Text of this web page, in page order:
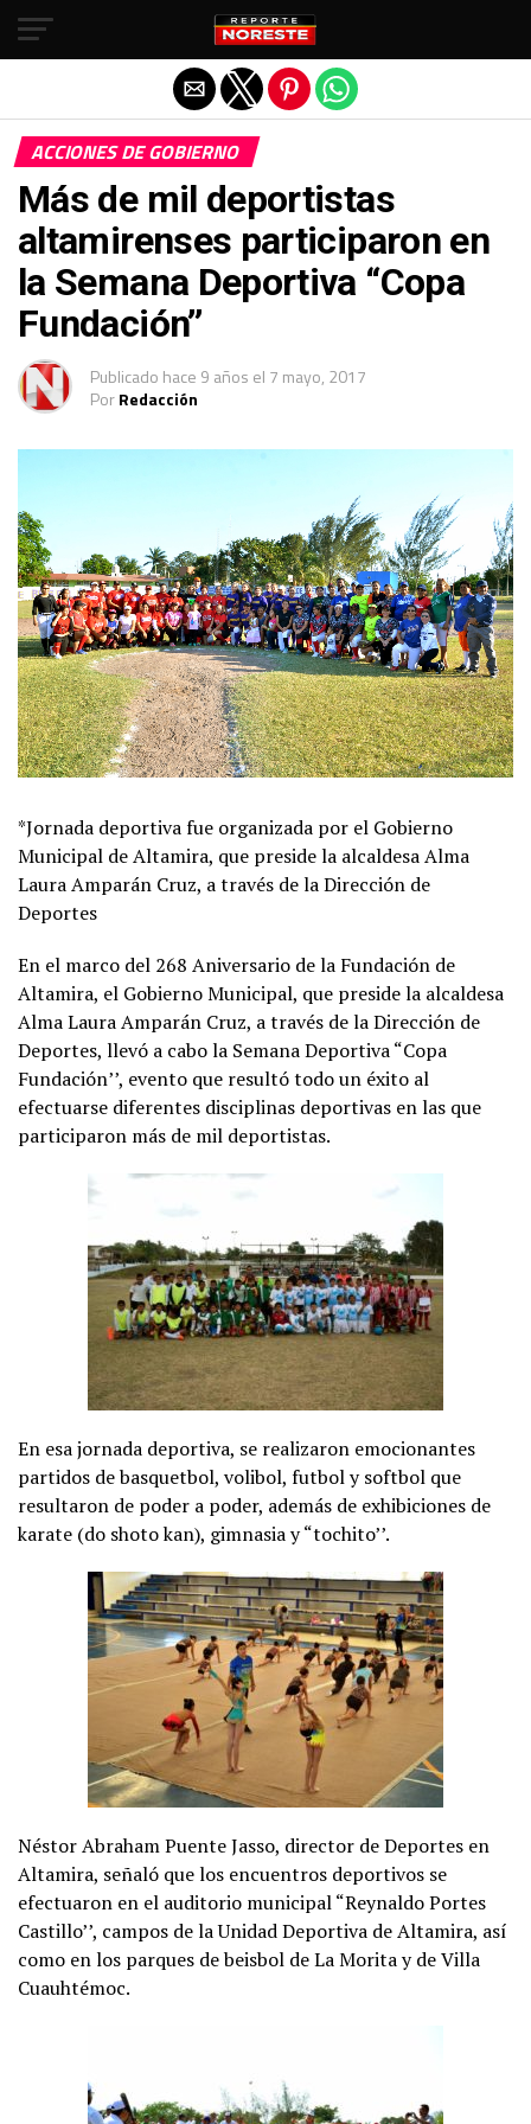
ACCIONES DE GOBIERNO
Más de mil deportistas
altamirenses participaron en
la Semana Deportiva “Copa
Fundación’’
Publicado hace 9 años el 7 mayo, 2017
PorRedacción
*Jornada deportiva fue organizada por el Gobierno
Municipal de Altamira, que preside la alcaldesa Alma
Laura Amparán Cruz, a través de la Dirección de
Deportes
En el marco del 268 Aniversario de la Fundación de
Altamira, el Gobierno Municipal, que preside la alcaldesa
Alma Laura Amparán Cruz, a través de la Dirección de
Deportes, llevó a cabo la Semana Deportiva “Copa
Fundación’’, evento que resultó todo un éxito al
efectuarse diferentes disciplinas deportivas en las que
participaron más de mil deportistas.
En esa jornada deportiva, se realizaron emocionantes
partidos de basquetbol, volibol, futbol y softbol que
resultaron de poder a poder, además de exhibiciones de
karate (do shoto kan), gimnasia y “tochito’’.
Néstor Abraham Puente Jasso, director de Deportes en
Altamira, señaló que los encuentros deportivos se
efectuaron en el auditorio municipal “Reynaldo Portes
Castillo’’, campos de la Unidad Deportiva de Altamira, así
como en los parques de beisbol de La Morita y de Villa
Cuauhtémoc.
Salir de la versión móvil